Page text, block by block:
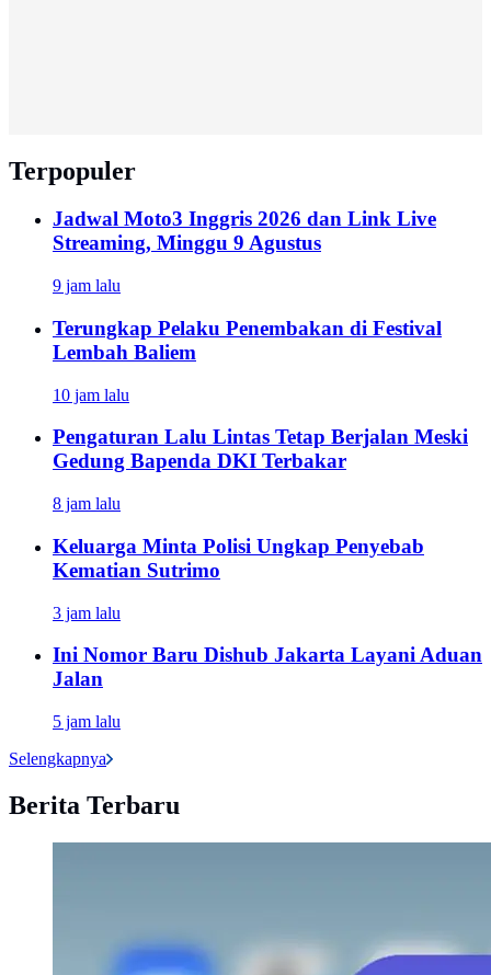
Terpopuler
Jadwal Moto3 Inggris 2026 dan Link Live
Streaming, Minggu 9 Agustus
9 jam lalu
Terungkap Pelaku Penembakan di Festival
Lembah Baliem
10 jam lalu
Pengaturan Lalu Lintas Tetap Berjalan Meski
Gedung Bapenda DKI Terbakar
8 jam lalu
Keluarga Minta Polisi Ungkap Penyebab
Kematian Sutrimo
3 jam lalu
Ini Nomor Baru Dishub Jakarta Layani Aduan
Jalan
5 jam lalu
Selengkapnya
Berita Terbaru